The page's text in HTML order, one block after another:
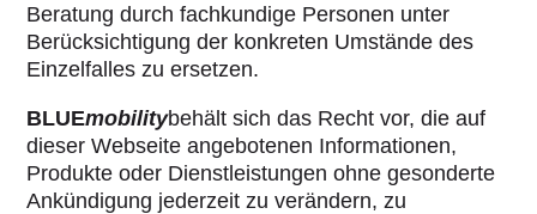
Beratung durch fachkundige Personen unter
Berücksichtigung der konkreten Umstände des
Einzelfalles zu ersetzen.
BLUEmobilitybehält sich das Recht vor, die auf
dieser Webseite angebotenen Informationen,
Produkte oder Dienstleistungen ohne gesonderte
Ankündigung jederzeit zu verändern, zu